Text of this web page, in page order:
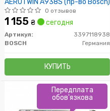
AEROTWIN A938S (пр-во Bosch)
0 отзывов
1 155 ₴ сегодня
Артикул:
3397118938
BOSCH
Германия
КУПИТЬ
Передплата
обов'язкова